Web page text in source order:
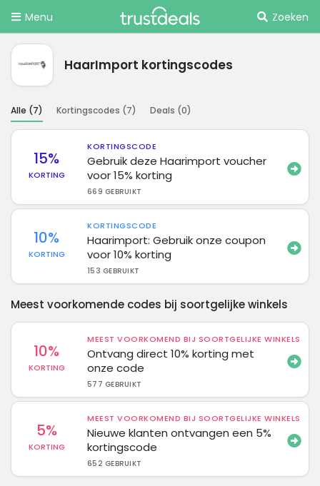
Menu Zoeken
HaarImport kortingscodes
Alle (7) Kortingscodes (7) Deals (0)
15%
KORTING
KORTINGSCODE
Gebruik deze Haarimport voucher
voor 15% korting
669 GEBRUIKT
10%
KORTING
KORTINGSCODE
Haarimport: Gebruik onze coupon
voor 10% korting
153 GEBRUIKT
Meest voorkomende codes bij soortgelijke winkels
10%
KORTING
MEEST VOORKOMEND BIJ SOORTGELIJKE WINKELS
Ontvang direct 10% korting met
onze code
577 GEBRUIKT
5%
KORTING
MEEST VOORKOMEND BIJ SOORTGELIJKE WINKELS
Nieuwe klanten ontvangen een 5%
kortingscode
652 GEBRUIKT